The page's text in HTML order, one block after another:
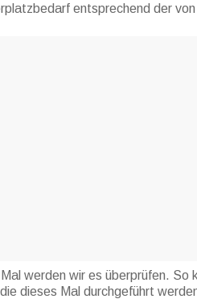
entsprechend der
werden wir es überprüfen.
dieses Mal durchgeführt